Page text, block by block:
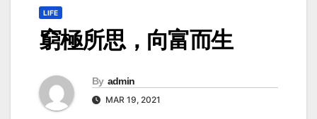
LIFE
窮極所思，向富而生
By admin
MAR 19, 2021